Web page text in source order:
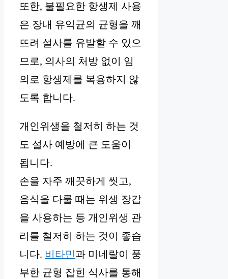
또한, 불필요한 항생제 사용
은 장내 유익균의 균형을 깨
뜨려 설사를 유발할 수 있으
므로, 의사의 처방 없이 임
의로 항생제를 복용하지 않
도록 합니다.
개인위생을 철저히 하는 것
도 설사 예방에 큰 도움이
됩니다.
손을 자주 깨끗하게 씻고,
음식을 다룰 때는 위생 장갑
을 사용하는 등 개인위생 관
리를 철저히 하는 것이 좋습
니다. 비타민과 미네랄이 풍
부한 균형 잡힌 식사를 통해